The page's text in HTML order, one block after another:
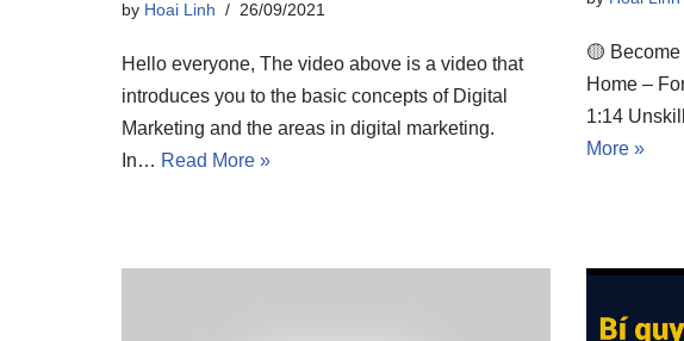
by Hoai Linh 26/09/2021
Hello everyone, The video above is a video that
introduces you to the basic concepts of Digital
Marketing and the areas in digital marketing.
In… Read More »
🟡
Home –
1:14
More »